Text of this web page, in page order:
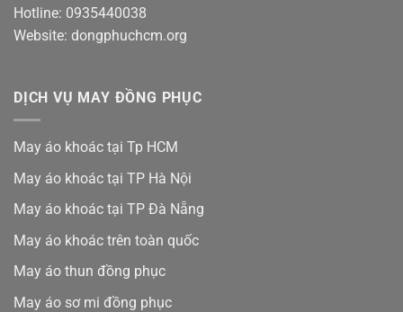
Hotline: 0935440038
Website: dongphuchcm.org
DỊCH VỤ MAY ĐỒNG PHỤC
May áo khoác tại Tp HCM
May áo khoác tại TP Hà Nội
May áo khoác tại TP Đà Nẵng
May áo khoác trên toàn quốc
May áo thun đồng phục
May áo sơ mi đồng phục